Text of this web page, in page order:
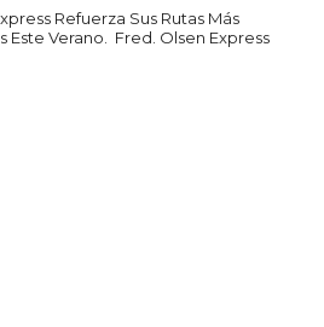
Refuerza Sus Rutas Más
Este Verano. Fred. Olsen Express